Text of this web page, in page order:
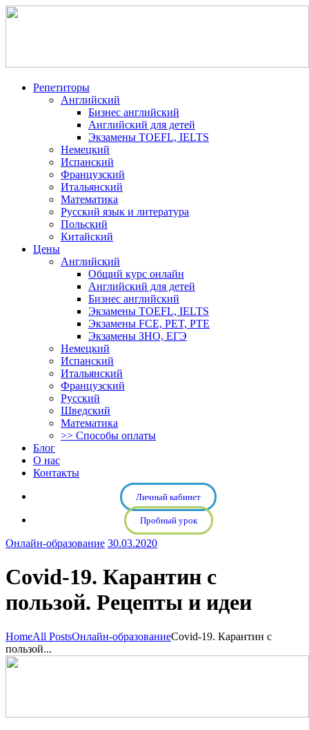
Репетиторы
Английский
Бизнес английский
Английский для детей
Экзамены TOEFL, IELTS
Немецкий
Испанский
Французский
Итальянский
Математика
Русский язык и литература
Польский
Китайский
Цены
Английский
Общий курс онлайн
Английский для детей
Бизнес английский
Экзамены TOEFL, IELTS
Экзамены FCE, PET, PTE
Экзамены ЗНО, ЕГЭ
Немецкий
Испанский
Итальянский
Французский
Русский
Шведский
Математика
>> Способы оплаты
Блог
О нас
Контакты
Личный кабинет
Пробный урок
Онлайн-образование 30.03.2020
Covid-19. Карантин с
пользой. Рецепты и идеи
HomeAll PostsОнлайн-образованиеCovid-19. Карантин с
пользой...